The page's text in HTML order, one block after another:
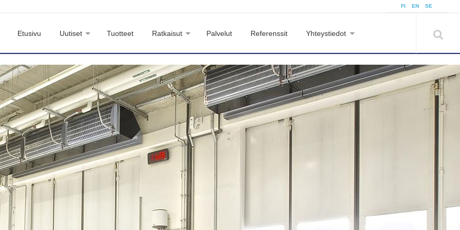
FI EN SE
Etusivu Uutiset Tuotteet Ratkaisut Palvelut Referenssit Yhteystiedot